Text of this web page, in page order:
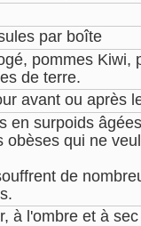
par boîte
pommes Kiwi,
de terre.
avant ou après
en surpoids
obèses qui ne
de
à l'ombre et à sec